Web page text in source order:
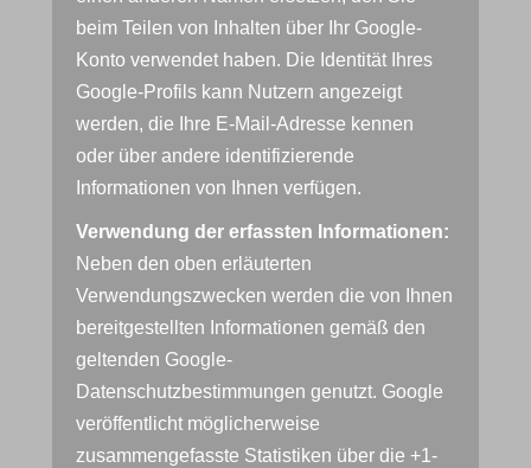
beim Teilen von Inhalten über Ihr Google-
Konto verwendet haben. Die Identität Ihres
Google-Profils kann Nutzern angezeigt
werden, die Ihre E-Mail-Adresse kennen
oder über andere identifizierende
Informationen von Ihnen verfügen.
Verwendung der erfassten Informationen:
Neben den oben erläuterten
Verwendungszwecken werden die von Ihnen
bereitgestellten Informationen gemäß den
geltenden Google-
Datenschutzbestimmungen genutzt. Google
veröffentlicht möglicherweise
zusammengefasste Statistiken über die +1-